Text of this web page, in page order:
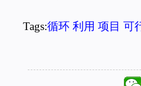
Tags:循环 利用 项目 可